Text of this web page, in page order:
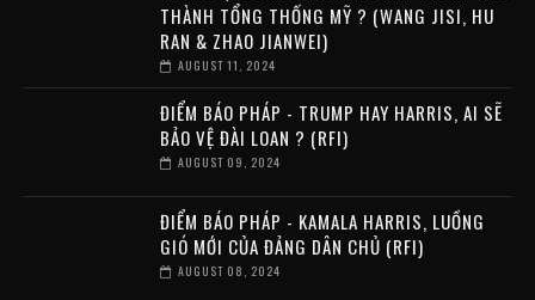
THÀNH TỔNG THỐNG MỸ ? (WANG JISI, HU
RAN & ZHAO JIANWEI)
AUGUST 11, 2024
ĐIỂM BÁO PHÁP - TRUMP HAY HARRIS, AI SẼ
BẢO VỆ ĐÀI LOAN ? (RFI)
AUGUST 09, 2024
ĐIỂM BÁO PHÁP - KAMALA HARRIS, LUỒNG
GIÓ MỚI CỦA ĐẢNG DÂN CHỦ (RFI)
AUGUST 08, 2024